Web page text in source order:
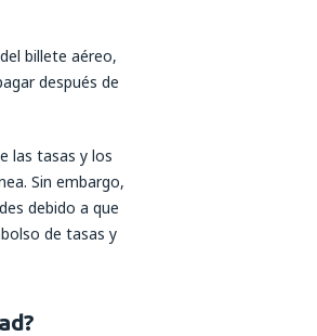
billete aéreo,
después de
las tasas y los
Sin embargo,
debido a que
de tasas y